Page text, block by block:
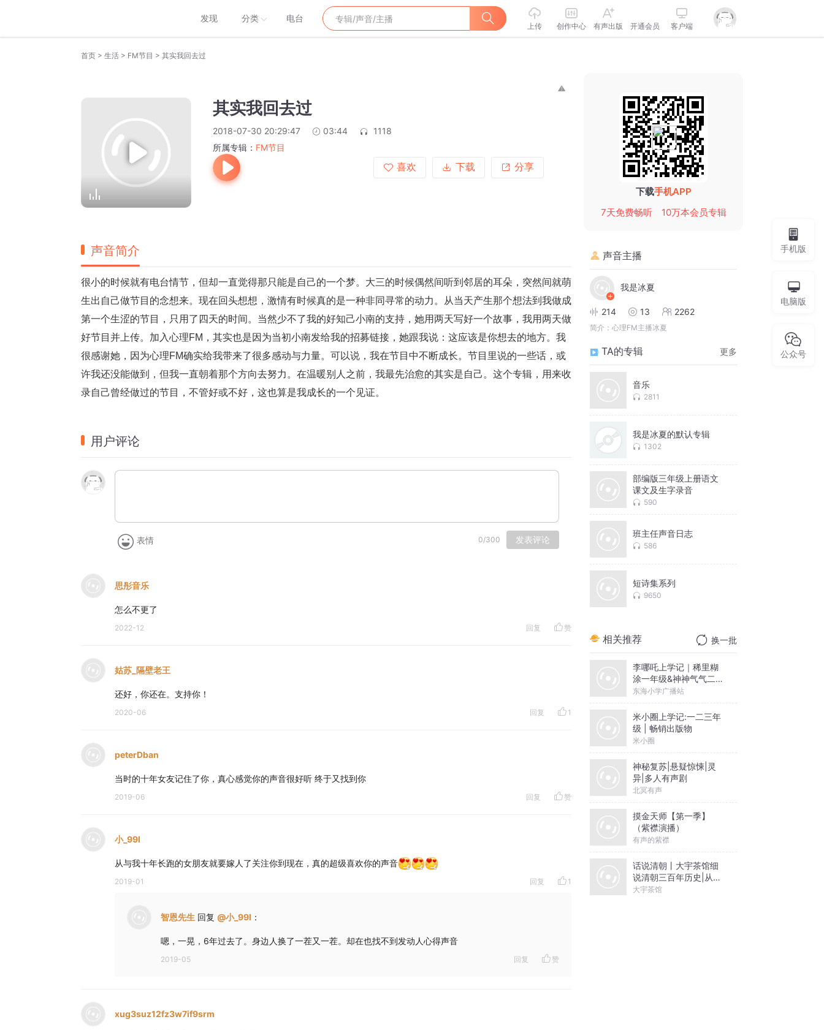
发现 分类 电台
上传 创作中心 有声出版 开通会员 客户端
首页 > 生活 > FM节目 > 其实我回去过
其实我回去过
2018-07-30 20:29:47 03:44
1118
所属专辑： FM节目
喜欢
下载 分享
声音简介
很小的时候就有电台情节，但却一直觉得那只能是自己的一个梦。大三的时候偶然间听到邻居的耳朵，突然间就萌
生出自己做节目的念想来。现在回头想想，激情有时候真的是一种非同寻常的动力。从当天产生那个想法到我做成
第一个生涩的节目，只用了四天的时间。当然少不了我的好知己小南的支持，她用两天写好一个故事，我用两天做
好节目并上传。加入心理FM，其实也是因为当初小南发给我的招募链接，她跟我说：这应该是你想去的地方。我
很感谢她，因为心理FM确实给我带来了很多感动与力量。可以说，我在节目中不断成长。节目里说的一些话，或
许我还没能做到，但我一直朝着那个方向去努力。在温暖别人之前，我最先治愈的其实是自己。这个专辑，用来收
录自己曾经做过的节目，不管好或不好，这也算是我成长的一个见证。
用户评论
表情 0/300 发表评论
思彤音乐
怎么不更了
2022-12 回复 赞
姑苏_隔壁老王
还好，你还在。支持你！
2020-06 回复 1
peterDban
当时的十年女友记住了你，真心感觉你的声音很好听 终于又找到你
2019-06 回复 赞
小_99l
从与我十年长跑的女朋友就要嫁人了关注你到现在，真的超级喜欢你的声音
2019-01 回复 1
智恩先生 回复 @小_99l ：
嗯，一晃，6年过去了。身边人换了一茬又一茬。却在也找不到发动人心得声音
2019-05 回复 赞
xug3suz12fz3w7if9srm
下载手机APP
7天免费畅听
10万本会员专辑
声音主播
我是冰夏
214 13 2262
简介： 心理FM主播冰夏
TA的专辑 更多
音乐
2811
我是冰夏的默认专辑
1302
部编版三年级上册语文
课文及生字录音
590
班主任声音日志
586
短诗集系列
9650
相关推荐 换一批
李哪吒上学记｜稀里糊
涂一年级&神神气气二年
级
东海小学广播站
米小圈上学记:一二三年
级 | 畅销出版物
米小圈
神秘复苏|悬疑惊悚|灵
异|多人有声剧
北冥有声
摸金天师【第一季】
（紫襟演播）
有声的紫襟
话说清朝丨大宇茶馆细
说清朝三百年历史|从努
尔哈赤到末代皇帝溥仪|
大宇茶馆
手机版
电脑版
公众号